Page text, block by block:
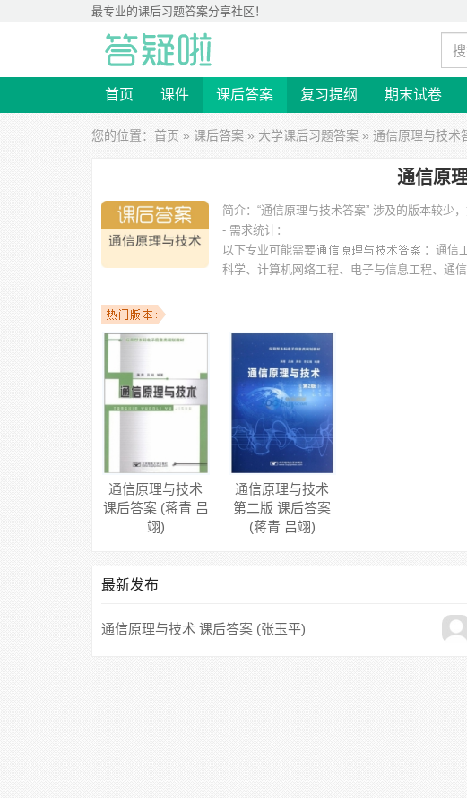
最专业的课后习题答案分享社区！
首页 课件 课后答案 复习提纲 期末试卷
您的位置： 首页 » 课后答案 » 大学课后习题答案 » 通信原理与技术
通信原
简介： “通信原理与技术答案” 涉及的版本较少
- 需求统计：
以下专业可能需要
：通信
科学、计算机网络工程、电子与信息工程、通
：重庆邮电大学移通学院
工学院、东北农业大学、太原理工大学、南昌大学、宁夏师范大学 等。
通信原理与技术
课后答案 (蒋青 吕
翊)
通信原理与技术
第二版 课后答案
(蒋青 吕翊)
最新发布
通信原理与技术 课后答案 (张玉平)